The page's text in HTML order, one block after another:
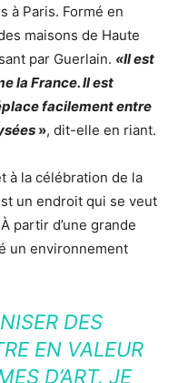
à Paris. Formé en
maisons de Haute
par Guerlain. «Il est
la France. Il est
facilement entre
», dit-elle en riant.
à la célébration de la
un endroit qui se veut
partir d’une grande
un environnement
DES
EN VALEUR
D’ART. JE